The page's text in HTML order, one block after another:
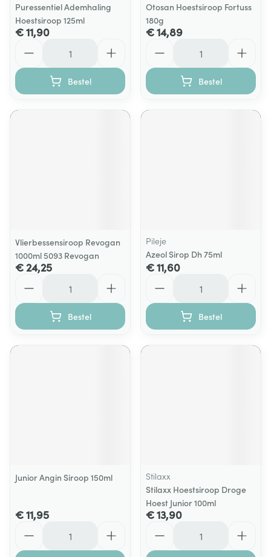
Puressentiel Ademhaling
Hoestsiroop 125ml
€ 11,90
Bestel
Otosan Hoestsiroop Fortuss
180g
€ 14,89
Bestel
Vlierbessensiroop Revogan
1000ml 5093 Revogan
€ 24,25
Bestel
Pileje
Azeol Sirop Dh 75ml
€ 11,60
Bestel
Junior Angin Siroop 150ml
€ 11,95
Stilaxx
Stilaxx Hoestsiroop Droge
Hoest Junior 100ml
€ 13,90